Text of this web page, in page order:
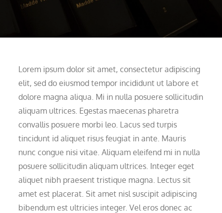
Lorem ipsum dolor sit amet, consectetur adipiscing
elit, sed do eiusmod tempor incididunt ut labore et
dolore magna aliqua. Mi in nulla posuere sollicitudin
aliquam ultrices. Egestas maecenas pharetra
convallis posuere morbi leo. Lacus sed turpis
tincidunt id aliquet risus feugiat in ante. Mauris
nunc congue nisi vitae. Aliquam eleifend mi in nulla
posuere sollicitudin aliquam ultrices. Integer eget
aliquet nibh praesent tristique magna. Lectus sit
amet est placerat. Sit amet nisl suscipit adipiscing
bibendum est ultricies integer. Vel eros donec ac